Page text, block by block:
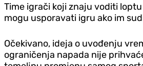
Time igrači koji znaju voditi
mogu usporavati igru ako im
Očekivano, ideja o uvođenju
ograničenja napada nije